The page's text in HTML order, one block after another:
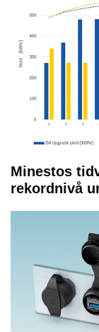
Minestos
rekordnivå